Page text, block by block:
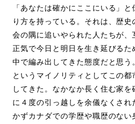
「あなたは確かにここにいる」
り方を持っている。それは、歴
会の隅に追いやられた人たちが、
正気で今日と明日を生き延びる
中で編み出してきた態度だと思う
というマイノリティとしてこの都
してきた。なかなか長く住む家
に４度の引っ越しを余儀なくされ
かずカナダでの学歴や職歴のない